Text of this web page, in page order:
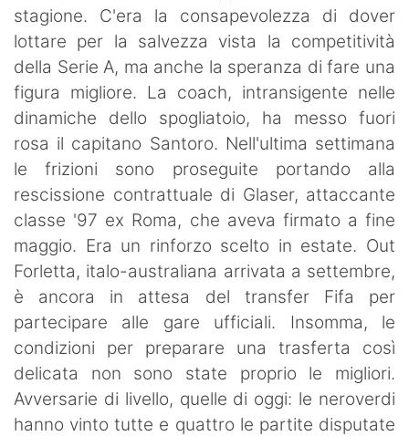
stagione. C'era la consapevolezza di dover
lottare per la salvezza vista la competitività
della Serie A, ma anche la speranza di fare una
figura migliore. La coach, intransigente nelle
dinamiche dello spogliatoio, ha messo fuori
rosa il capitano Santoro. Nell'ultima settimana
le frizioni sono proseguite portando alla
rescissione contrattuale di Glaser, attaccante
classe '97 ex Roma, che aveva firmato a fine
maggio. Era un rinforzo scelto in estate. Out
Forletta, italo-australiana arrivata a settembre,
è ancora in attesa del transfer Fifa per
partecipare alle gare ufficiali. Insomma, le
condizioni per preparare una trasferta così
delicata non sono state proprio le migliori.
Avversarie di livello, quelle di oggi: le neroverdi
hanno vinto tutte e quattro le partite disputate